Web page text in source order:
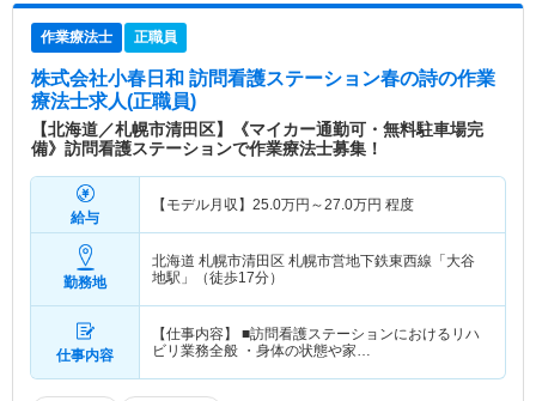
作業療法士 正職員
株式会社小春日和 訪問看護ステーション春の詩の作業
療法士求人(正職員)
【北海道／札幌市清田区】《マイカー通勤可・無料駐車場完
備》訪問看護ステーションで作業療法士募集！
給与
【モデル月収】 25.0万円～27.0万円 程度
勤務地
北海道 札幌市清田区 札幌市営地下鉄東西線「大谷
地駅」（徒歩17分）
仕事内容
【仕事内容】 ■訪問看護ステーションにおけるリハ
ビリ業務全般 ・身体の状態や家…